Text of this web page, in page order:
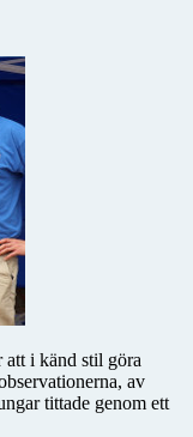
i känd stil göra
av
tittade genom ett